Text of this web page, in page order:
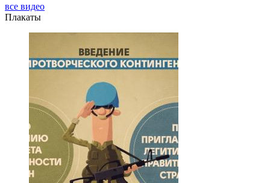
все видео
Плакаты